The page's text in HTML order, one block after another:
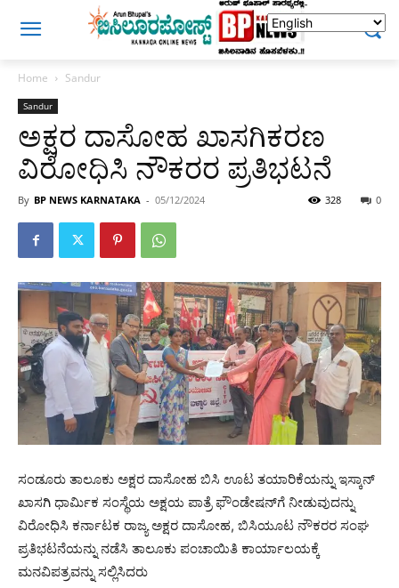
Home Sandur
Sandur
ಅಕ್ಷರ ದಾಸೋಹ ಖಾಸಗಿಕರಣ
ವಿರೋಧಿಸಿ ನೌಕರರ ಪ್ರತಿಭಟನೆ
By BP NEWS KARNATAKA - 05/12/2024 0
328
ಸಂಡೂರು ತಾಲೂಕು ಅಕ್ಷರ ದಾಸೋಹ ಬಿಸಿ ಊಟ ತಯಾರಿಕೆಯನ್ನು ಇಸ್ಕಾನ್
ಖಾಸಗಿ ಧಾರ್ಮಿಕ ಸಂಸ್ಥೆಯ ಅಕ್ಷಯ ಪಾತ್ರೆ ಫೌಂಡೇಷನ್‌ಗೆ ನೀಡುವುದನ್ನು
ವಿರೋಧಿಸಿ ಕರ್ನಾಟಕ ರಾಜ್ಯ ಅಕ್ಷರ ದಾಸೋಹ, ಬಿಸಿಯೂಟ ನೌಕರರ ಸಂಘ
ಪ್ರತಿಭಟನೆಯನ್ನು ನಡೆಸಿ ತಾಲೂಕು ಪಂಚಾಯಿತಿ ಕಾರ್ಯಾಲಯಕ್ಕೆ
ಮನವಿಪತ್ರವನ್ನು ಸಲ್ಲಿಸಿದರು